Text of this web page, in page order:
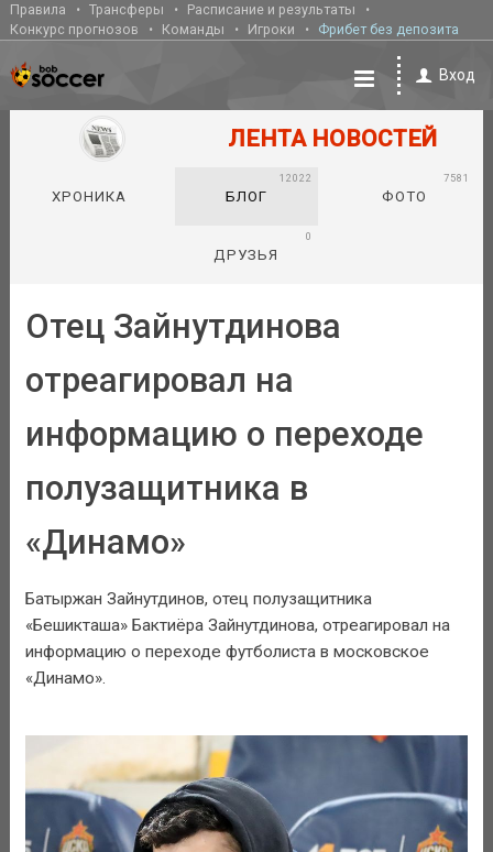
Правила Трансферы
Расписание и результаты
Конкурс прогнозов
Команды Игроки Фрибет без депозита
Вход
ЛЕНТА НОВОСТЕЙ
ХРОНИКА БЛОГ
12022
ФОТО
7581
ДРУЗЬЯ
0
Отец Зайнутдинова
отреагировал на
информацию о переходе
полузащитника в
«Динамо»
Батыржан Зайнутдинов, отец полузащитника
«Бешикташа» Бактиёра Зайнутдинова, отреагировал на
информацию о переходе футболиста в московское
«Динамо».